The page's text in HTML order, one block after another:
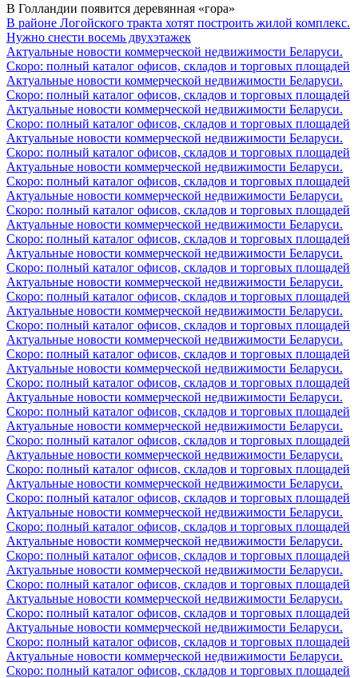
В Голландии появится деревянная «гора»
В районе Логойского тракта хотят построить жилой комплекс.
Нужно снести восемь двухэтажек
Актуальные новости коммерческой недвижимости Беларуси.
Скоро: полный каталог офисов, складов и торговых площадей
Актуальные новости коммерческой недвижимости Беларуси.
Скоро: полный каталог офисов, складов и торговых площадей
Актуальные новости коммерческой недвижимости Беларуси.
Скоро: полный каталог офисов, складов и торговых площадей
Актуальные новости коммерческой недвижимости Беларуси.
Скоро: полный каталог офисов, складов и торговых площадей
Актуальные новости коммерческой недвижимости Беларуси.
Скоро: полный каталог офисов, складов и торговых площадей
Актуальные новости коммерческой недвижимости Беларуси.
Скоро: полный каталог офисов, складов и торговых площадей
Актуальные новости коммерческой недвижимости Беларуси.
Скоро: полный каталог офисов, складов и торговых площадей
Актуальные новости коммерческой недвижимости Беларуси.
Скоро: полный каталог офисов, складов и торговых площадей
Актуальные новости коммерческой недвижимости Беларуси.
Скоро: полный каталог офисов, складов и торговых площадей
Актуальные новости коммерческой недвижимости Беларуси.
Скоро: полный каталог офисов, складов и торговых площадей
Актуальные новости коммерческой недвижимости Беларуси.
Скоро: полный каталог офисов, складов и торговых площадей
Актуальные новости коммерческой недвижимости Беларуси.
Скоро: полный каталог офисов, складов и торговых площадей
Актуальные новости коммерческой недвижимости Беларуси.
Скоро: полный каталог офисов, складов и торговых площадей
Актуальные новости коммерческой недвижимости Беларуси.
Скоро: полный каталог офисов, складов и торговых площадей
Актуальные новости коммерческой недвижимости Беларуси.
Скоро: полный каталог офисов, складов и торговых площадей
Актуальные новости коммерческой недвижимости Беларуси.
Скоро: полный каталог офисов, складов и торговых площадей
Актуальные новости коммерческой недвижимости Беларуси.
Скоро: полный каталог офисов, складов и торговых площадей
Актуальные новости коммерческой недвижимости Беларуси.
Скоро: полный каталог офисов, складов и торговых площадей
Актуальные новости коммерческой недвижимости Беларуси.
Скоро: полный каталог офисов, складов и торговых площадей
Актуальные новости коммерческой недвижимости Беларуси.
Скоро: полный каталог офисов, складов и торговых площадей
Актуальные новости коммерческой недвижимости Беларуси.
Скоро: полный каталог офисов, складов и торговых площадей
Актуальные новости коммерческой недвижимости Беларуси.
Скоро: полный каталог офисов, складов и торговых площадей